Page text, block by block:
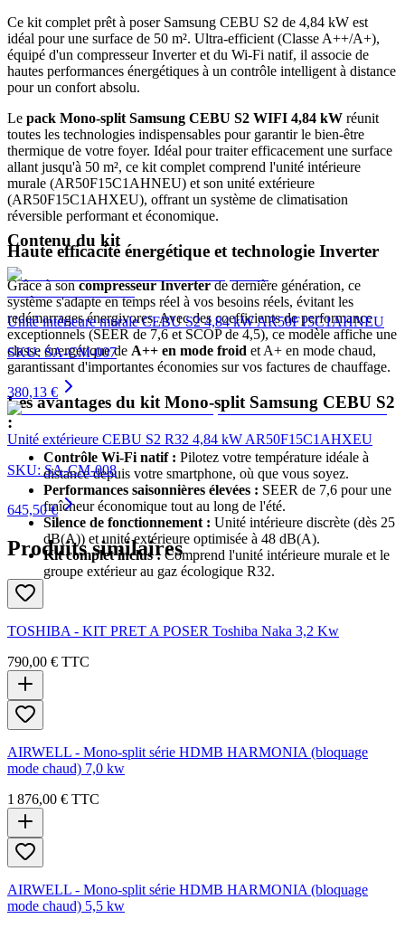
Ce kit complet prêt à poser Samsung CEBU S2 de 4,84 kW est
idéal pour une surface de 50 m². Ultra-efficient (Classe A++/A+),
équipé d'un compresseur Inverter et du Wi-Fi natif, il associe de
hautes performances énergétiques à un contrôle intelligent à distance
pour un confort absolu.
Le pack Mono-split Samsung CEBU S2 WIFI 4,84 kW réunit
toutes les technologies indispensables pour garantir le bien-être
thermique de votre foyer. Idéal pour traiter efficacement une surface
allant jusqu'à 50 m², ce kit complet comprend l'unité intérieure
murale (AR50F15C1AHNEU) et son unité extérieure
(AR50F15C1AHXEU), offrant un système de climatisation
réversible performant et économique.
Haute efficacité énergétique et technologie Inverter
Grâce à soncompresseur Inverterde dernière génération, ce
système s'adapte en temps réel à vos besoins réels, évitant les
redémarrages énergivores. Avec des coefficients de performance
exceptionnels (SEER de 7,6 et SCOP de 4,5), ce modèle affiche une
classe énergétique de A++ en mode froid et A+ en mode chaud,
garantissant d'importantes économies sur vos factures de chauffage.
Les avantages du kit Mono-split Samsung CEBU S2
:
Contrôle Wi-Fi natif : Pilotez votre température idéale à
distance depuis votre smartphone, où que vous soyez.
Performances saisonnières élevées : SEER de 7,6 pour une
fraîcheur économique tout au long de l'été.
Silence de fonctionnement : Unité intérieure discrète (dès 25
dB(A)) et unité extérieure optimisée à 48 dB(A).
Kit complet inclus :Comprend l'unité intérieure murale et le
groupe extérieur au gaz écologique R32.
Contenu du kit
Unité intérieure murale CEBU S2 4,84 kW AR50F15C1AHNEU
SKU: SA-CM-007
380,13 €
Unité extérieure CEBU S2 R32 4,84 kW AR50F15C1AHXEU
SKU:SA-CM-008
645,50 €
Produits similaires
TOSHIBA - KIT PRET A POSER Toshiba Naka 3,2 Kw
790,00 € TTC
AIRWELL - Mono-split série HDMB HARMONIA (bloquage
mode chaud) 7,0 kw
1 876,00 € TTC
AIRWELL - Mono-split série HDMB HARMONIA (bloquage
mode chaud) 5,5 kw